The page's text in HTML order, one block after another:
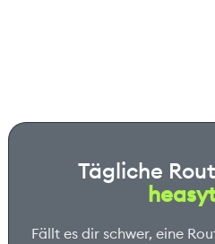
Tägliche
Fällt es dir schwer, eine